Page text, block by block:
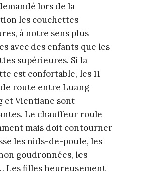
lors de la
les couchettes
à notre sens plus
avec des enfants que les
supérieures. Si la
est confortable, les 11
route entre Luang
et Vientiane sont
Le chauffeur roule
mais doit contourner
les nids-de-poule, les
goudronnées, les
Les filles heureusement